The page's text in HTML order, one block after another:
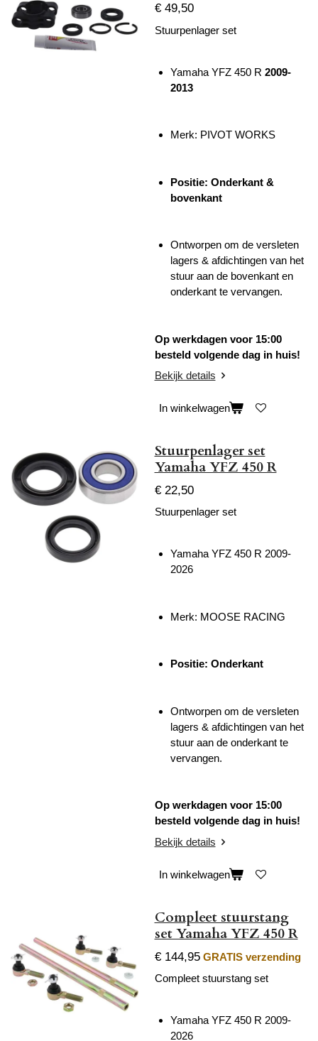
€ 49,50
Stuurpenlager set
Yamaha YFZ 450 R 2009-
2013
Merk: PIVOT WORKS
Positie: Onderkant &
bovenkant
Ontworpen om de versleten
lagers & afdichtingen van het
stuur aan de bovenkant en
onderkant te vervangen.
Op werkdagen voor 15:00
besteld volgende dag in huis!
Bekijk details
In winkelwagen
Stuurpenlager set
Yamaha YFZ 450 R
€ 22,50
Stuurpenlager set
Yamaha YFZ 450 R 2009-
2026
Merk: MOOSE RACING
Positie: Onderkant
Ontworpen om de versleten
lagers & afdichtingen van het
stuur aan de onderkant te
vervangen.
Op werkdagen voor 15:00
besteld volgende dag in huis!
Bekijk details
In winkelwagen
Compleet stuurstang
set Yamaha YFZ 450 R
€ 144,95 GRATIS verzending
Compleet stuurstang set
Yamaha YFZ 450 R 2009-
2026